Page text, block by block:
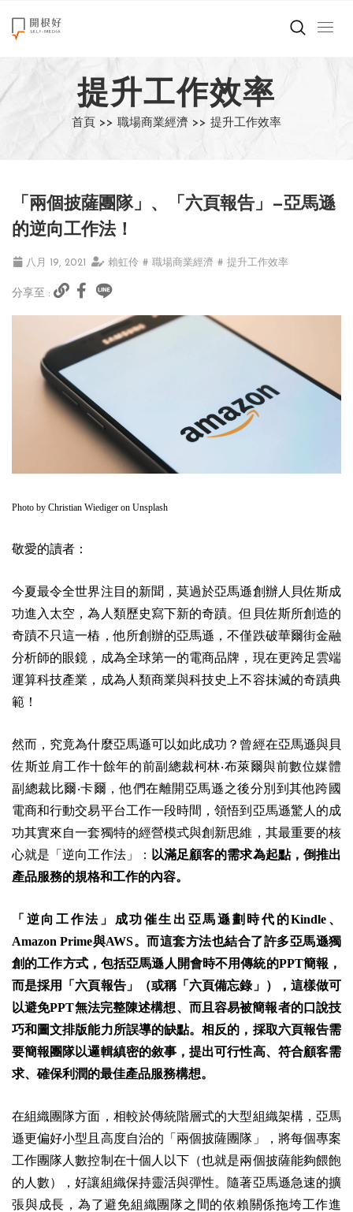
來點正能量
世界在想什麼
創造美好生活
職場商業經濟
影片專區
關於我們
提升工作效率
首頁 >> 職場商業經濟 >> 提升工作效率
「兩個披薩團隊」、「六頁報告」—亞馬遜
的逆向工作法！
八月 19, 2021 賴虹伶 # 職場商業經濟 # 提升工作效率
分享至 :
Photo by Christian Wiediger on Unsplash
敬愛的讀者：
今夏最令全世界注目的新聞，莫過於亞馬遜創辦人貝佐斯成
功進入太空，為人類歷史寫下新的奇蹟。但貝佐斯所創造的
奇蹟不只這一樁，他所創辦的亞馬遜，不僅跌破華爾街金融
分析師的眼鏡，成為全球第一的電商品牌，現在更跨足雲端
運算科技產業，成為人類商業與科技史上不容抹滅的奇蹟典
範！
然而，究竟為什麼亞馬遜可以如此成功？曾經在亞馬遜與貝
佐斯並肩工作十餘年的前副總裁柯林‧布萊爾與前數位媒體
副總裁比爾‧卡爾，他們在離開亞馬遜之後分別到其他跨國
電商和行動交易平台工作一段時間，領悟到亞馬遜驚人的成
功其實來自一套獨特的經營模式與創新思維，其最重要的核
心就是「逆向工作法」： 以滿足顧客的需求為起點，倒推出
產品服務的規格和工作的內容。
「逆向工作法」成功催生出亞馬遜劃時代的Kindle、
Amazon Prime與AWS。而這套方法也結合了許多亞馬遜獨
創的工作方式，包括亞馬遜人開會時不用傳統的PPT簡報，
而是採用「六頁報告」（或稱「六頁備忘錄」），這樣做可
以避免PPT無法完整陳述構想、而且容易被簡報者的口說技
巧和圖文排版能力所誤導的缺點。相反的，採取六頁報告需
要簡報團隊以邏輯縝密的敘事，提出可行性高、符合顧客需
求、確保利潤的最佳產品服務構想。
在組織團隊方面，相較於傳統階層式的大型組織架構，亞馬
遜更偏好小型且高度自治的「兩個披薩團隊」，將每個專案
工作團隊人數控制在十個人以下（也就是兩個披薩能夠餵飽
的人數），好讓組織保持靈活與彈性。隨著亞馬遜急速的擴
張與成長，為了避免組織團隊之間的依賴關係拖垮工作進